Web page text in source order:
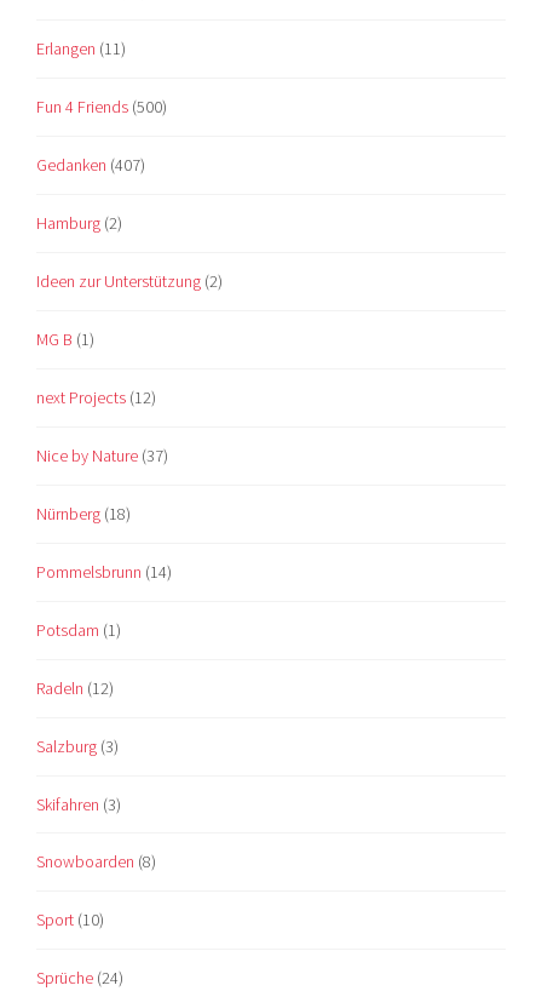
Erlangen (11)
Fun 4 Friends (500)
Gedanken (407)
Hamburg (2)
Ideen zur Unterstützung (2)
MG B (1)
next Projects (12)
Nice by Nature (37)
Nürnberg (18)
Pommelsbrunn (14)
Potsdam (1)
Radeln (12)
Salzburg (3)
Skifahren (3)
Snowboarden (8)
Sport (10)
Sprüche (24)